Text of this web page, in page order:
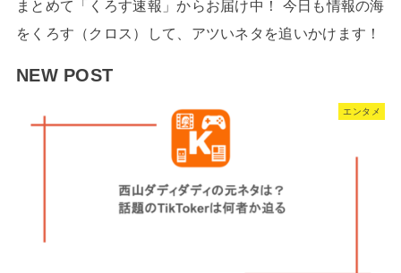
まとめて「くろす速報」からお届け中！ 今日も情報の海
をくろす（クロス）して、アツいネタを追いかけます！
NEW POST
エンタメ